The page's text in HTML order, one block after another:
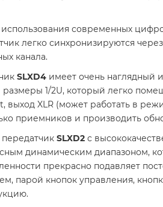
использования современных
легко синхронизируются
канала.
SLXD4 имеет очень наглядный
размеры 1/2U, который легко
выход XLR (может работать в
приемников и производить
SLXD2 с
динамическим диапазоном,
прекрасно подавляет
парой кнопок управления,